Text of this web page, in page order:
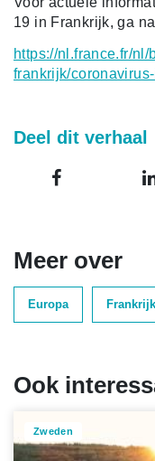
19 in Frankrijk, ga
https://nl.france.fr/
frankrijk/
Deel dit verhaal
Meer over
Europa Frankrijk
Ook
Zweden